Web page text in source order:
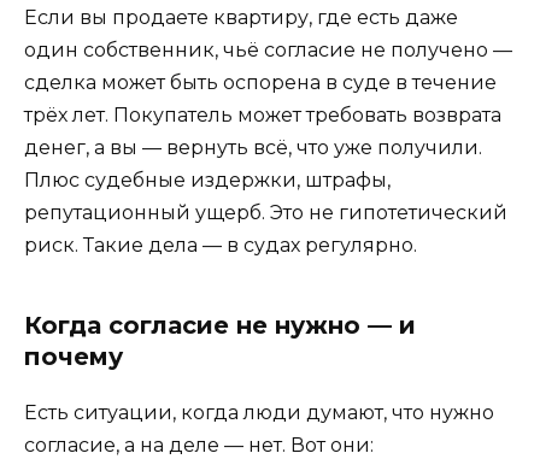
Если вы продаете квартиру, где есть даже
один собственник, чьё согласие не получено —
сделка может быть оспорена в суде в течение
трёх лет. Покупатель может требовать возврата
денег, а вы — вернуть всё, что уже получили.
Плюс судебные издержки, штрафы,
репутационный ущерб. Это не гипотетический
риск. Такие дела — в судах регулярно.
Когда согласие не нужно — и
почему
Есть ситуации, когда люди думают, что нужно
согласие, а на деле — нет. Вот они: